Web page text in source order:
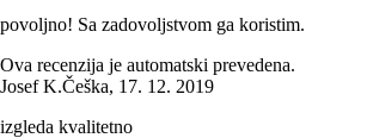
povoljno! Sa zadovoljstvom ga koristim.
Ova recenzija je automatski prevedena.
Josef K.Češka, 17. 12. 2019
izgleda kvalitetno